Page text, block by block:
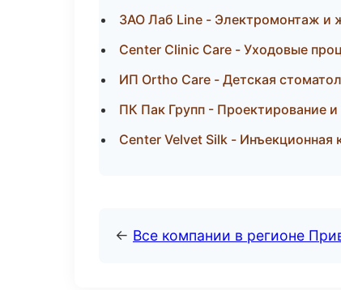
ЗАО Лаб Line - Электромонтаж и
Center Clinic Care - Уходовые
ИП Ortho Care - Детская
ПК Пак Групп - Проектирование
Center Velvet Silk - Инъекционная
← Все компании в регионе